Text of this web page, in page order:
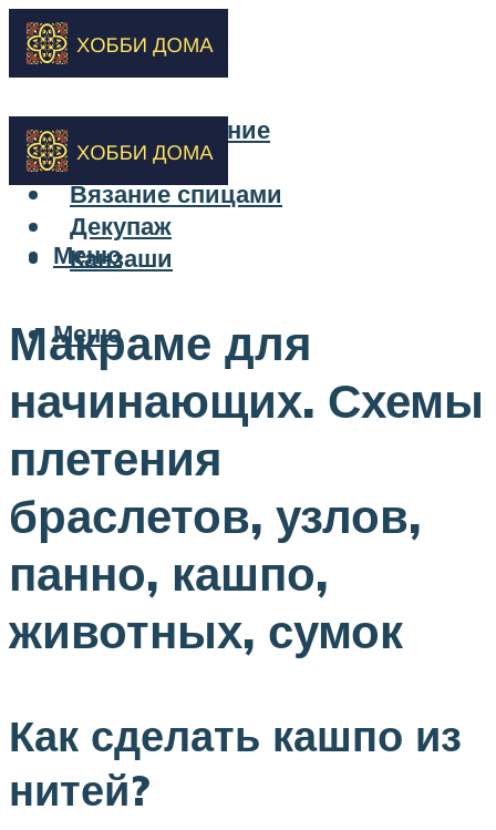
Бисероплетение
Вышивка
Вязание спицами
Декупаж
Канзаши
Меню
Меню
Макраме для
начинающих. Схемы
плетения
браслетов, узлов,
панно, кашпо,
животных, сумок
Как сделать кашпо из
нитей?